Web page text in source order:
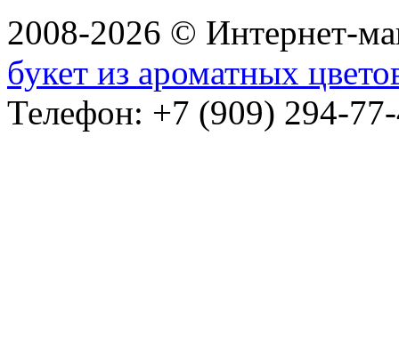
2008-2026 © Интернет-
букет из ароматных
Телефон: +7 (909) 294-